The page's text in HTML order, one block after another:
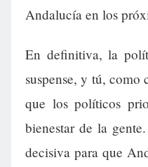
Andalucía en los
En definitiva, la
suspense, y tú, como
que los políticos
bienestar de la
decisiva para que